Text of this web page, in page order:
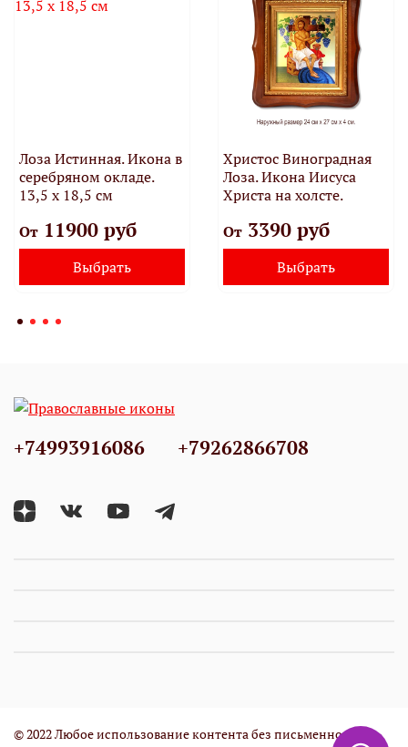
Лоза Истинная. Икона в
серебряном окладе.
13,5 х 18,5 см
От11900 руб
Выбрать
Христос Виноградная
Лоза. Икона Иисуса
Христа на холсте.
От3390 руб
Выбрать
+74993916086 +79262866708
© 2022 Любое использование контента без письменного